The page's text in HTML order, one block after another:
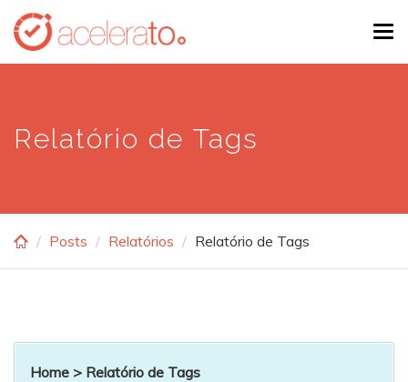
Skip
main
Relatório de Tags
Posts Relatórios Relatório de Tags
Home > Relatório de Tags